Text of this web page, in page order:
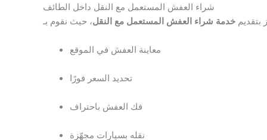
شراء العفش المستعمل مع النقل داخل الطائف
بتقديم خدمة شراء العفش المستعمل مع النقل
معاينة العفش في الموقع
تحديد السعر فورًا
فك العفش باحتراف
نقله بسيارات مجهّزة